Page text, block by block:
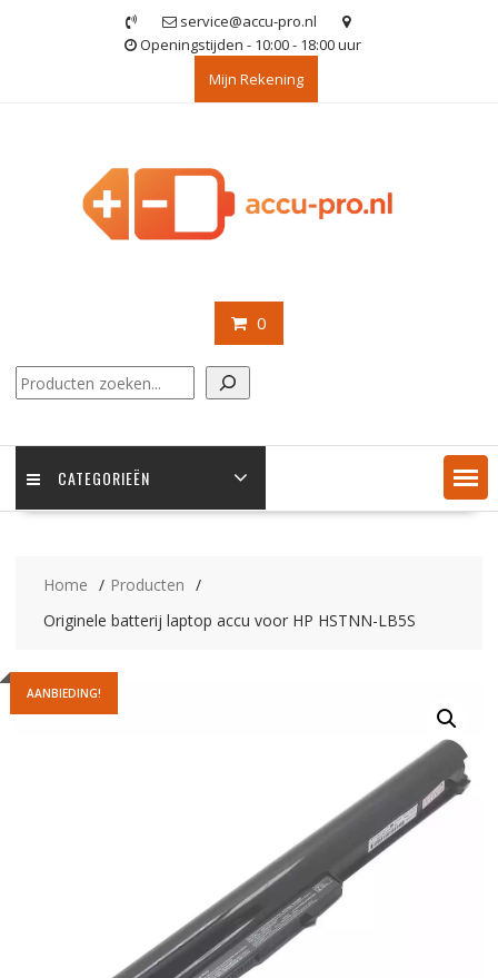
service@accu-pro.nl
Openingstijden - 10:00 - 18:00 uur
Mijn Rekening
0
Zoeken
CATEGORIEËN
Home
Producten
Originele batterij laptop accu voor HP HSTNN-LB5S
AANBIEDING!